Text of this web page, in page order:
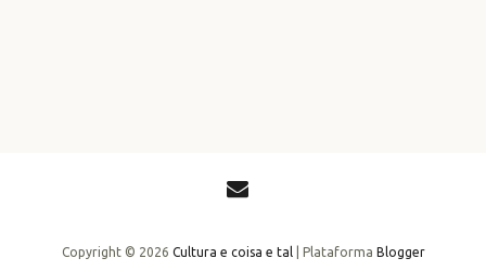
Copyright © 2026 Cultura e coisa e tal| Plataforma Blogger